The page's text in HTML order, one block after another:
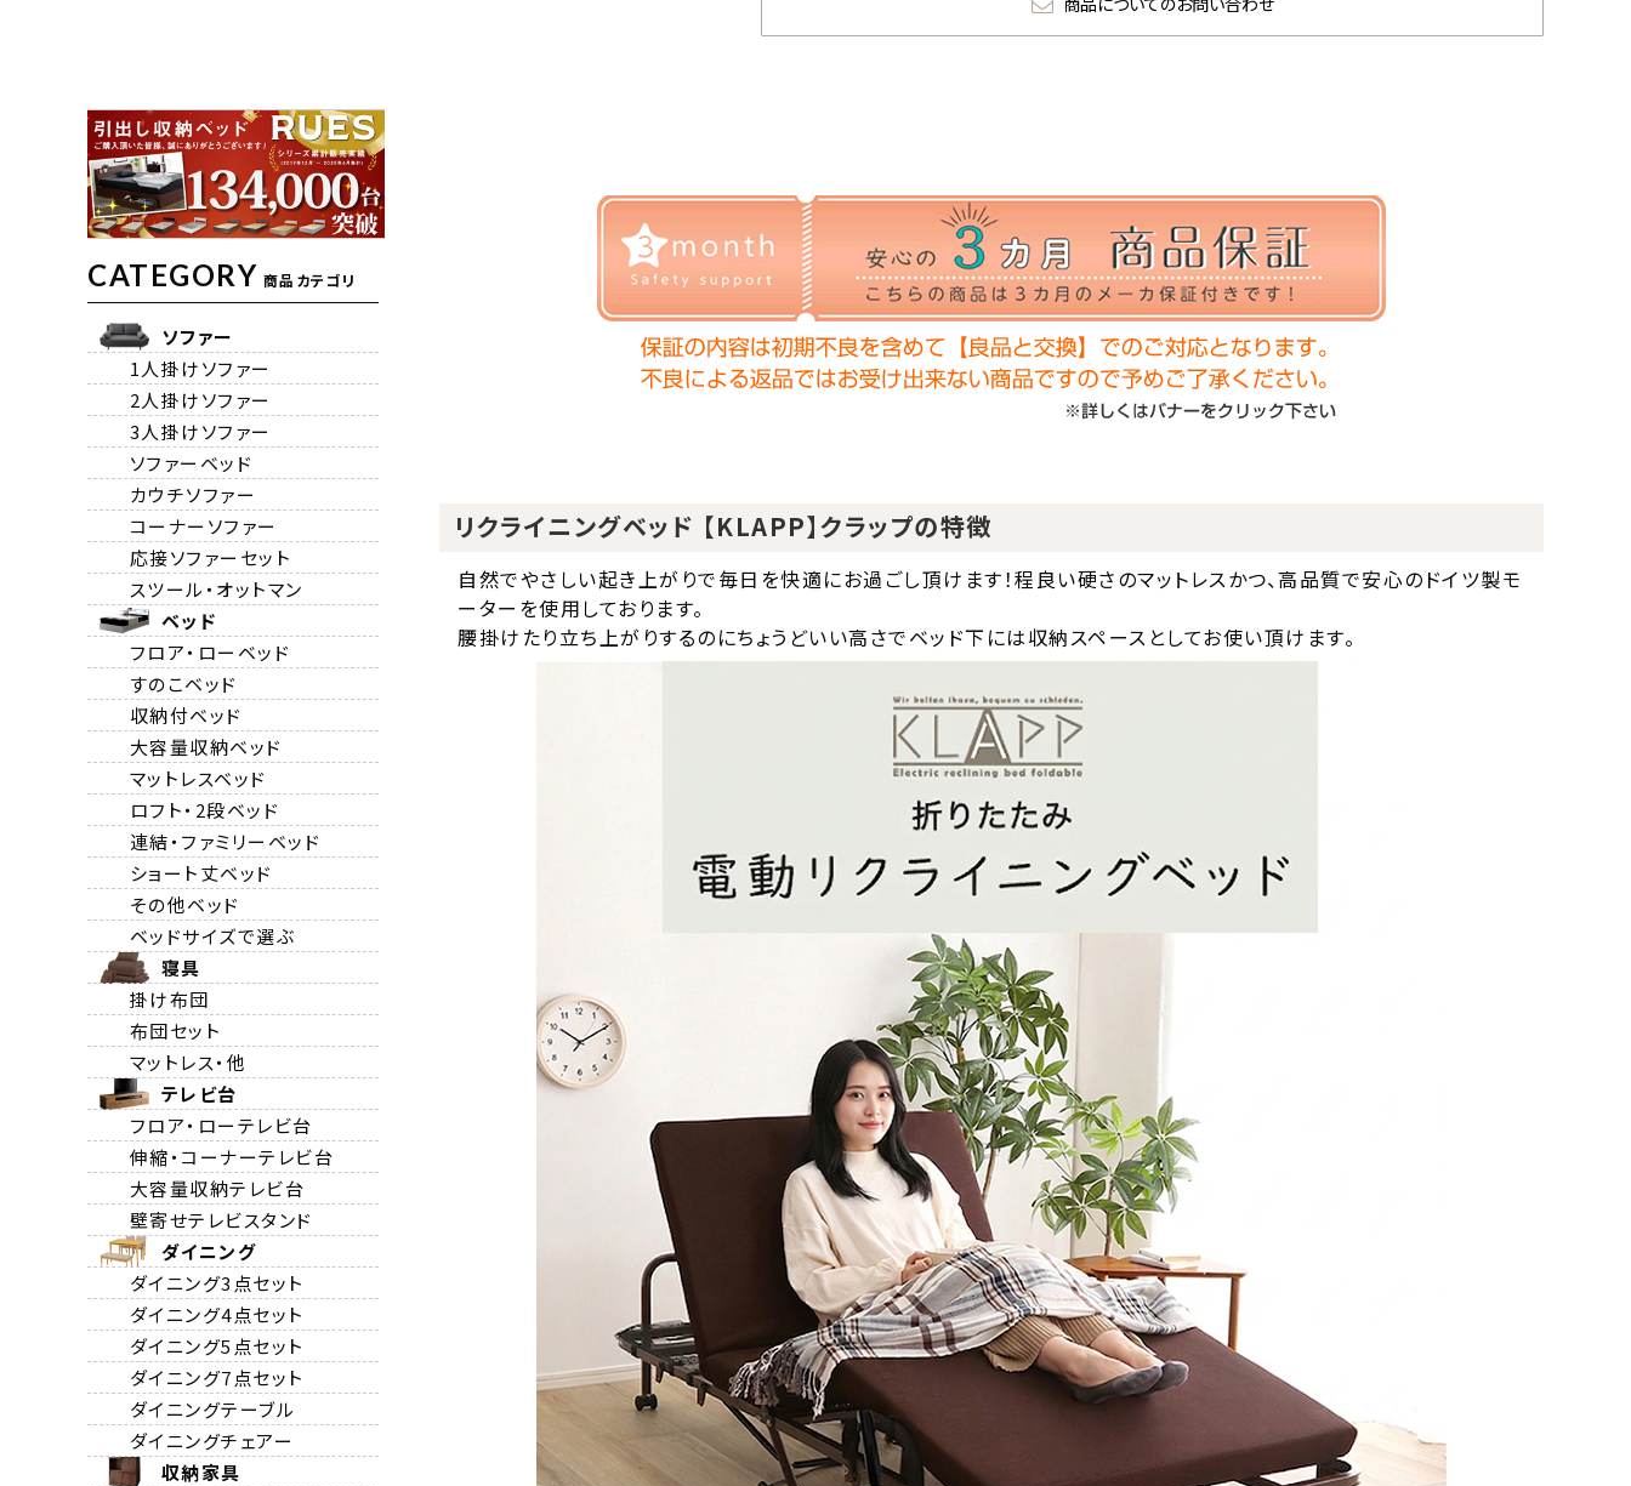
CATEGORY 商品カテゴリ
ソファー
1人掛けソファー
2人掛けソファー
3人掛けソファー
ソファーベッド
カウチソファー
コーナーソファー
応接ソファーセット
スツール・オットマン
ベッド
フロア・ローベッド
すのこベッド
収納付ベッド
大容量収納ベッド
マットレスベッド
ロフト・2段ベッド
連結・ファミリーベッド
ショート丈ベッド
その他ベッド
ベッドサイズで選ぶ
寝具
掛け布団
布団セット
マットレス・他
テレビ台
フロア・ローテレビ台
伸縮・コーナーテレビ台
大容量収納テレビ台
壁寄せテレビスタンド
ダイニング
ダイニング3点セット
ダイニング4点セット
ダイニング5点セット
ダイニング7点セット
ダイニングテーブル
ダイニングチェアー
収納家具
リクライニングベッド 【KLAPP】クラップの特徴
自然でやさしい起き上がりで毎日を快適にお過ごし頂けます！程良い硬さのマットレスかつ、高品質で安心のドイツ製モ
ーターを使用しております。
腰掛けたり立ち上がりするのにちょうどいい高さでベッド下には収納スペースとしてお使い頂けます。